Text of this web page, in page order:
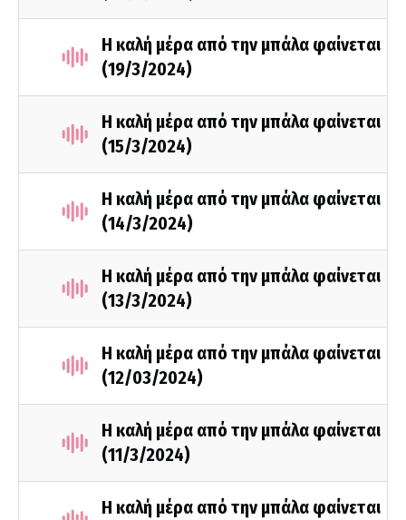
Η καλή μέρα από την μπάλα φαίνεται
(19/3/2024)
Η καλή μέρα από την μπάλα φαίνεται
(15/3/2024)
Η καλή μέρα από την μπάλα φαίνεται
(14/3/2024)
Η καλή μέρα από την μπάλα φαίνεται
(13/3/2024)
Η καλή μέρα από την μπάλα φαίνεται
(12/03/2024)
Η καλή μέρα από την μπάλα φαίνεται
(11/3/2024)
Η καλή μέρα από την μπάλα φαίνεται